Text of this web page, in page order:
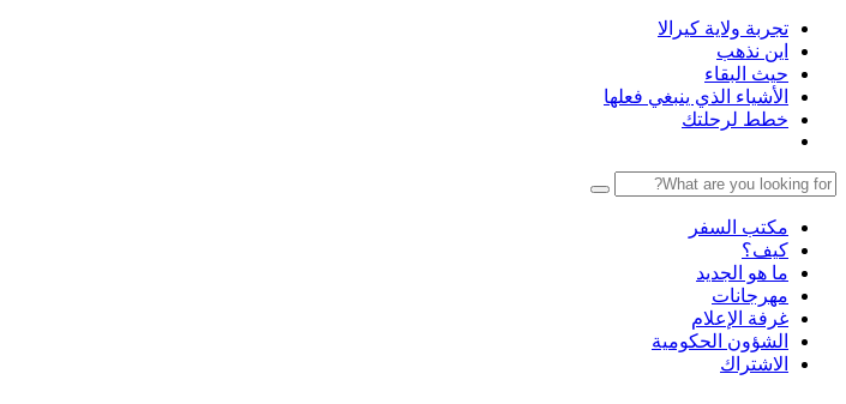
تجربة ولاية كيرالا
اين نذهب
حيث البقاء
الأشياء الذي ينبغي فعلها
خطط لرحلتك
مكتب السفر
كيف؟
ما هو الجديد
مهرجانات
غرفة الإعلام
الشؤون الحكومية
الاشتراك